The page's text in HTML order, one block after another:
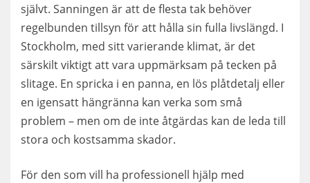
självt. Sanningen är att de flesta tak behöver
regelbunden tillsyn för att hålla sin fulla livslängd. I
Stockholm, med sitt varierande klimat, är det
särskilt viktigt att vara uppmärksam på tecken på
slitage. En spricka i en panna, en lös plåtdetalj eller
en igensatt hängränna kan verka som små
problem – men om de inte åtgärdas kan de leda till
stora och kostsamma skador.
För den som vill ha professionell hjälp med